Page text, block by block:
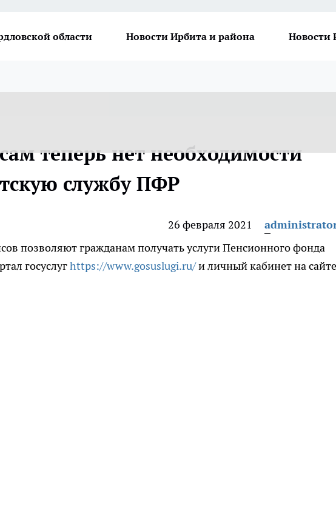
области Новости Ирбита и района Новости
теперь нет необходимости
службу ПФР
26 февраля 2021
позволяют гражданам получать услуги Пенсионного фонда
госуслугhttps://www.gosuslugi.ru/и личный кабинет на сайте